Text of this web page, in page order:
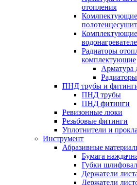
отопления
Радиаторы
комплектующие
Арматура
Радиаторы
ПНД трубы и
ПНД трубы
ПНД фитинги
Ревизонные люки
Резьбовые фитинги
Уплотнители и
Инструмент
Абразивные
Бумага
Губки
Держатели
Держатели